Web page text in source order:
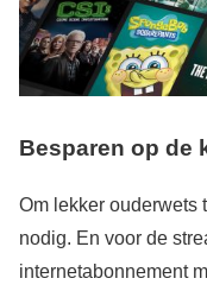
Besparen op de
Om lekker ouderwets
nodig. En voor de
internetabonnement